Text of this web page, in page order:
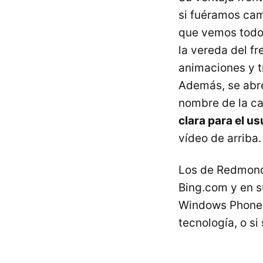
si fuéramos
que vemos
la vereda del
animaciones y
Además, se
nombre de la
clara para el
vídeo de arriba.
Los de
Bing.com y en
Windows
tecnología, o si